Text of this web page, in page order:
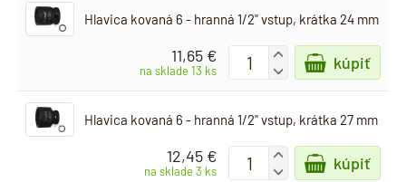
Hlavica kovaná 6 - hranná 1/2" vstup, krátka 24 mm
11,65 €
na sklade 13 ks
+
-
kúpiť
Hlavica kovaná 6 - hranná 1/2" vstup, krátka 27 mm
12,45 €
na sklade 3 ks
+
-
kúpiť